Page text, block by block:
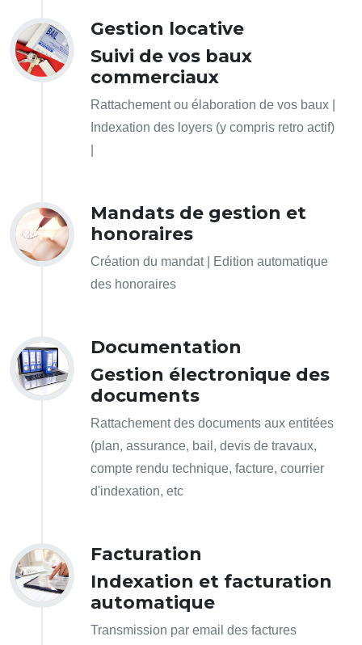
Gestion locative
Suivi de vos baux
commerciaux
Rattachement ou élaboration de vos baux |
Indexation des loyers (y compris retro actif)
Mandats de gestion et
honoraires
Création du mandat | Edition automatique
des honoraires
Documentation
Gestion électronique des
documents
Rattachement des documents aux entitées
(plan, assurance, bail, devis de travaux,
compte rendu technique, facture, courrier
d'indexation, etc
Facturation
Indexation et facturation
automatique
Transmission par email des factures